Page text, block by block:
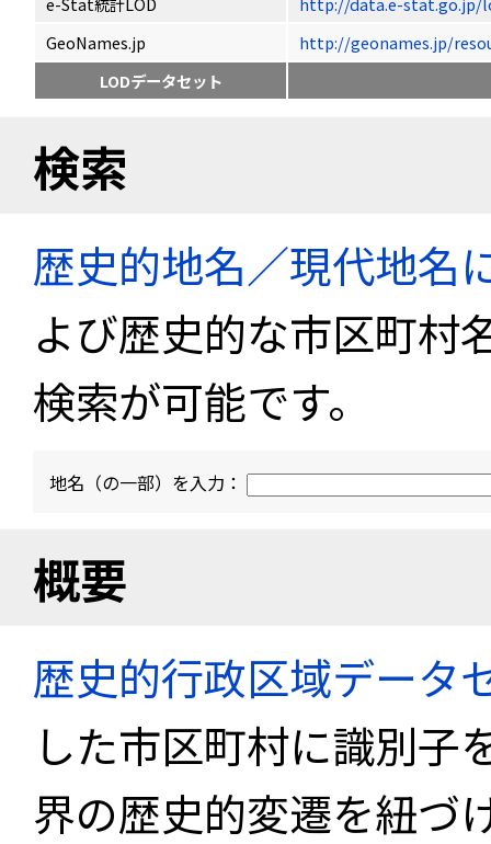
GeoNames.jp
http://geonames.jp/
LODデータセット
検索
歴史的地名／現代地名
よび歴史的な市区町村
検索が可能です。
地名（の一部）を入力：
概要
歴史的行政区域データ
した市区町村に識別子
界の歴史的変遷を紐づ